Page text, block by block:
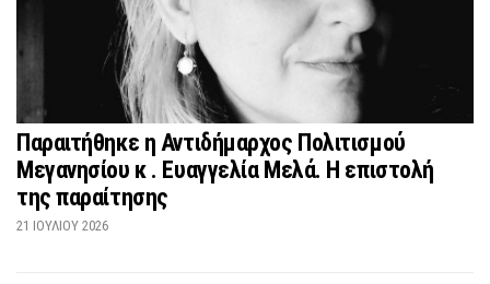
Παραιτήθηκε η Αντιδήμαρχος Πολιτισμού
Μεγανησίου κ . Ευαγγελία Μελά. Η επιστολή
της παραίτησης
21 ΙΟΥΛΊΟΥ 2026